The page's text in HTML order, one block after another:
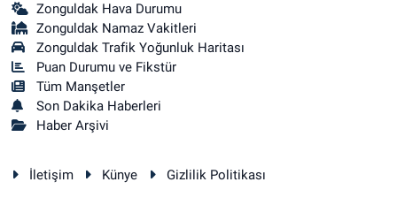
Zonguldak Hava Durumu
Zonguldak Namaz Vakitleri
Zonguldak Trafik Yoğunluk Haritası
Puan Durumu ve Fikstür
Tüm Manşetler
Son Dakika Haberleri
Haber Arşivi
İletişim Künye Gizlilik Politikası